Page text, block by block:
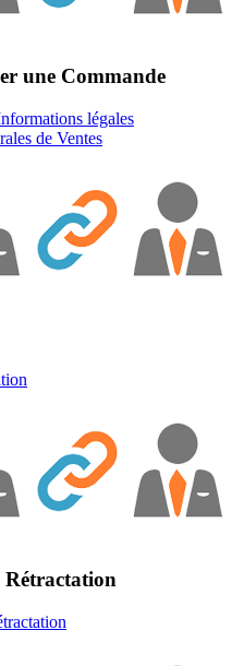
une Commande
légales
de Ventes